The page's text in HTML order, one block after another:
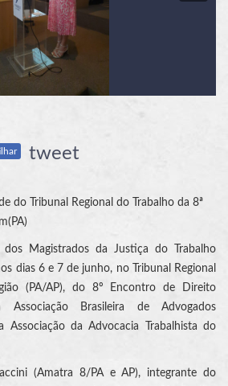
tweet
do Tribunal Regional do Trabalho da 8ª
dos Magistrados da Justiça do Trabalho
dias 6 e 7 de junho, no Tribunal Regional
(PA/AP), do 8º Encontro de Direito
Associação Brasileira de Advogados
Associação da Advocacia Trabalhista do
(Amatra 8/PA e AP), integrante do